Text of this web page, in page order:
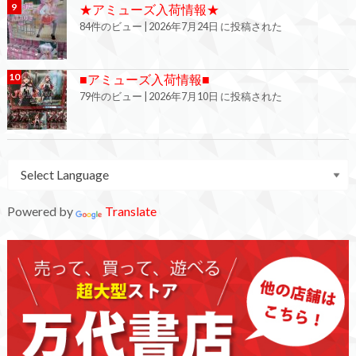
★アミューズ入荷情報★
84件のビュー 2026年7月24日 に投稿された
■アミューズ入荷情報■
79件のビュー 2026年7月10日 に投稿された
Powered by Translate